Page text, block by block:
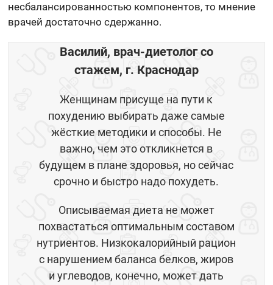
несбалансированностью компонентов, то мнение
врачей достаточно сдержанно.
Василий, врач-диетолог со
стажем, г. Краснодар
Женщинам присуще на пути к
похудению выбирать даже самые
жёсткие методики и способы. Не
важно, чем это откликнется в
будущем в плане здоровья, но сейчас
срочно и быстро надо похудеть.
Описываемая диета не может
похвастаться оптимальным составом
нутриентов. Низкокалорийный рацион
с нарушением баланса белков, жиров
и углеводов, конечно, может дать